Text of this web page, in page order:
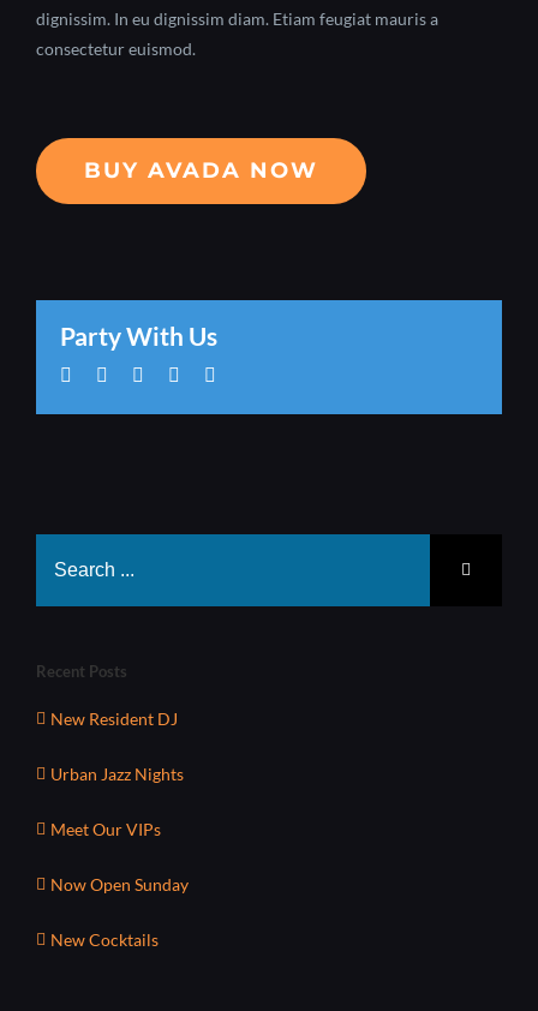
dignissim. In eu dignissim diam. Etiam feugiat mauris a
consectetur euismod.
BUY AVADA NOW
Party With Us
Facebook
TwitterWhatsappPinterest
for:
Recent Posts
New Resident DJ
Urban Jazz Nights
Meet Our VIPs
Now Open Sunday
New Cocktails